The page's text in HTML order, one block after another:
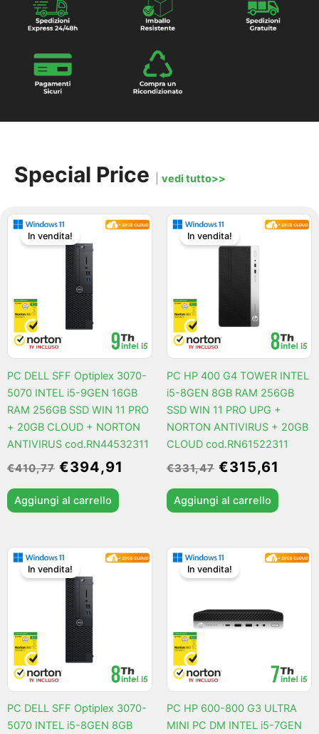
Special Price vedi tutto>>
In vendita!
PC DELL SFF Optiplex 3070-
5070 INTEL i5-9GEN 16GB
RAM 256GB SSD WIN 11 PRO
+ 20GB CLOUD + NORTON
ANTIVIRUS cod.RN44532311
€410,77
Il
prezzo
originale
era:
€410,77.
€394,91
Il
€394,91.
Aggiungi al carrello
In vendita!
PC HP 400 G4 TOWER INTEL
i5-8GEN 8GB RAM 256GB
SSD WIN 11 PRO UPG +
NORTON ANTIVIRUS + 20GB
CLOUD cod.RN61522311
€331,47
Il
prezzo
originale
era:
€331,47.
€315,61
Il
Aggiungi al carrello
In vendita!
PC DELL SFF Optiplex 3070-
5070 INTEL i5-8GEN 8GB
Il
prezzo
originale
era:
€315,61.
Il
€299,75.
In vendita!
PC HP 600-800 G3 ULTRA
MINI PC DM INTEL i5-7GEN
Il
prezzo
era:
€252,17.
Il
è: